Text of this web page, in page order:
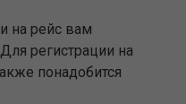
на рейс вам
регистрации на
понадобится